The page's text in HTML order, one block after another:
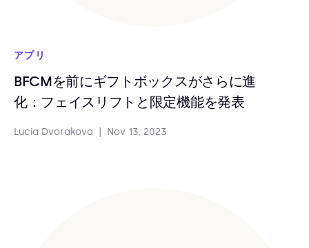
アプリ
BFCMを前にギフトボックスがさらに進
化：フェイスリフトと限定機能を発表
Lucia Dvorakova Nov 13, 2023